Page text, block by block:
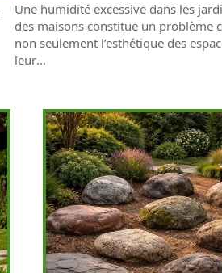
Une humidité excessive dans les
des maisons constitue un problème
non seulement l’esthétique des
leur…